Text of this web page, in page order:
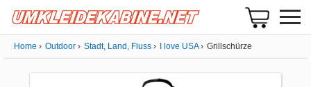
Home Outdoor Stadt, Land, Fluss I love USA Grillschürze